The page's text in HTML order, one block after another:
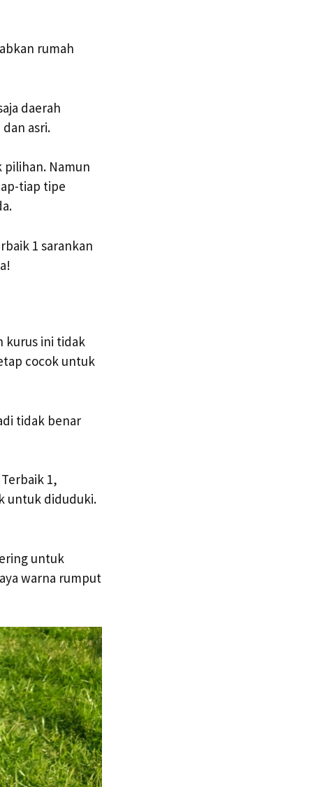
rumah
daerah
asri.
Namun
tiap tipe
1 sarankan
kurus ini tidak
cocok untuk
tidak benar
1,
untuk diduduki.
untuk
warna rumput